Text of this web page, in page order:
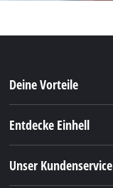
Deine Vorteile
Entdecke Einhell
Unser Kundenservice